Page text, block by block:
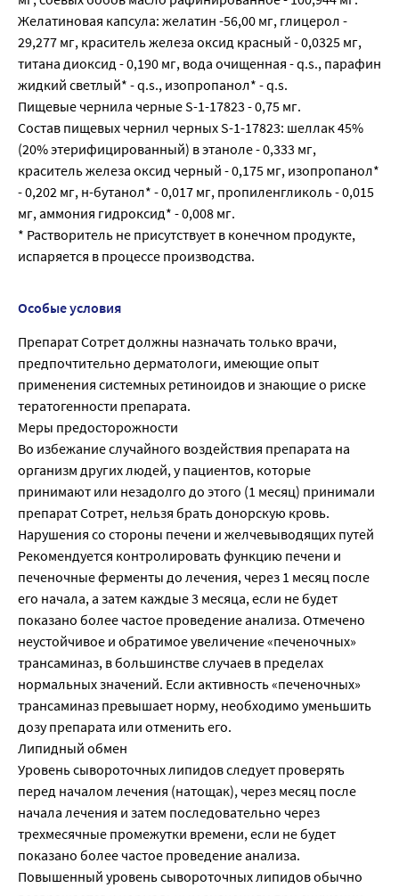
Желатиновая капсула: желатин -56,00 мг, глицерол -
29,277 мг, краситель железа оксид красный - 0,0325 мг,
титана диоксид - 0,190 мг, вода очищенная - q.s., парафин
жидкий светлый* - q.s., изопропанол* - q.s.
Пищевые чернила черные S-1-17823 - 0,75 мг.
Состав пищевых чернил черных S-1-17823: шеллак 45%
(20% этерифицированный) в этаноле - 0,333 мг,
краситель железа оксид черный - 0,175 мг, изопропанол*
- 0,202 мг, н-бутанол* - 0,017 мг, пропиленгликоль - 0,015
мг, аммония гидроксид* - 0,008 мг.
* Растворитель не присутствует в конечном продукте,
испаряется в процессе производства.
Особые условия
Препарат Сотрет должны назначать только врачи,
предпочтительно дерматологи, имеющие опыт
применения системных ретиноидов и знающие о риске
тератогенности препарата.
Меры предосторожности
Во избежание случайного воздействия препарата на
организм других людей, у пациентов, которые
принимают или незадолго до этого (1 месяц) принимали
препарат Сотрет, нельзя брать донорскую кровь.
Нарушения со стороны печени и желчевыводящих путей
Рекомендуется контролировать функцию печени и
печеночные ферменты до лечения, через 1 месяц после
его начала, а затем каждые 3 месяца, если не будет
показано более частое проведение анализа. Отмечено
неустойчивое и обратимое увеличение «печеночных»
трансаминаз, в большинстве случаев в пределах
нормальных значений. Если активность «печеночных»
трансаминаз превышает норму, необходимо уменьшить
дозу препарата или отменить его.
Липидный обмен
Уровень сывороточных липидов следует проверять
перед началом лечения (натощак), через месяц после
начала лечения и затем последовательно через
трехмесячные промежутки времени, если не будет
показано более частое проведение анализа.
Повышенный уровень сывороточных липидов обычно